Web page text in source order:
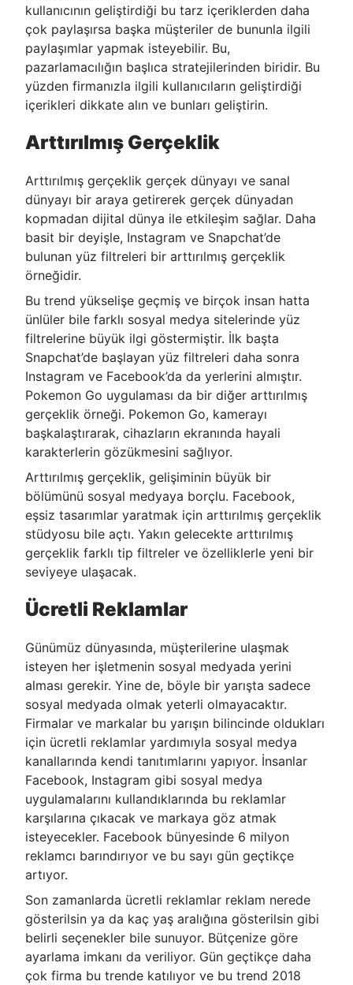
kullanıcının geliştirdiği bu tarz içeriklerden daha
çok paylaşırsa başka müşteriler de bununla ilgili
paylaşımlar yapmak isteyebilir. Bu,
pazarlamacılığın başlıca stratejilerinden biridir. Bu
yüzden firmanızla ilgili kullanıcıların geliştirdiği
içerikleri dikkate alın ve bunları geliştirin.
Arttırılmış Gerçeklik
Arttırılmış gerçeklik gerçek dünyayı ve sanal
dünyayı bir araya getirerek gerçek dünyadan
kopmadan dijital dünya ile etkileşim sağlar. Daha
basit bir deyişle, Instagram ve Snapchat’de
bulunan yüz filtreleri bir arttırılmış gerçeklik
örneğidir.
Bu trend yükselişe geçmiş ve birçok insan hatta
ünlüler bile farklı sosyal medya sitelerinde yüz
filtrelerine büyük ilgi göstermiştir. İlk başta
Snapchat’de başlayan yüz filtreleri daha sonra
Instagram ve Facebook’da da yerlerini almıştır.
Pokemon Go uygulaması da bir diğer arttırılmış
gerçeklik örneği. Pokemon Go, kamerayı
başkalaştırarak, cihazların ekranında hayali
karakterlerin gözükmesini sağlıyor.
Arttırılmış gerçeklik, gelişiminin büyük bir
bölümünü sosyal medyaya borçlu. Facebook,
eşsiz tasarımlar yaratmak için arttırılmış gerçeklik
stüdyosu bile açtı. Yakın gelecekte arttırılmış
gerçeklik farklı tip filtreler ve özelliklerle yeni bir
seviyeye ulaşacak.
Ücretli Reklamlar
Günümüz dünyasında, müşterilerine ulaşmak
isteyen her işletmenin sosyal medyada yerini
alması gerekir. Yine de, böyle bir yarışta sadece
sosyal medyada olmak yeterli olmayacaktır.
Firmalar ve markalar bu yarışın bilincinde oldukları
için ücretli reklamlar yardımıyla sosyal medya
kanallarında kendi tanıtımlarını yapıyor. İnsanlar
Facebook, Instagram gibi sosyal medya
uygulamalarını kullandıklarında bu reklamlar
karşılarına çıkacak ve markaya göz atmak
isteyecekler. Facebook bünyesinde 6 milyon
reklamcı barındırıyor ve bu sayı gün geçtikçe
artıyor.
Son zamanlarda ücretli reklamlar reklam nerede
gösterilsin ya da kaç yaş aralığına gösterilsin gibi
belirli seçenekler bile sunuyor. Bütçenize göre
ayarlama imkanı da veriliyor. Gün geçtikçe daha
çok firma bu trende katılıyor ve bu trend 2018